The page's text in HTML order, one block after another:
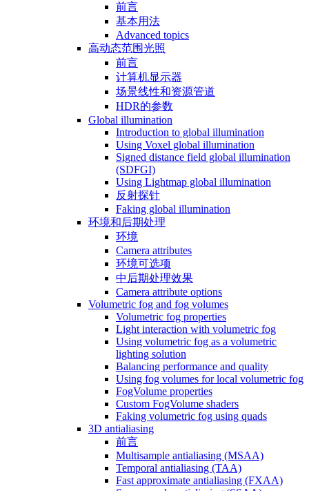
前言
基本用法
Advanced topics
高动态范围光照
前言
计算机显示器
场景线性和资源管道
HDR的参数
Global illumination
Introduction to global illumination
Using Voxel global illumination
Signed distance field global illumination
(SDFGI)
Using Lightmap global illumination
反射探针
Faking global illumination
环境和后期处理
环境
Camera attributes
环境可选项
中后期处理效果
Camera attribute options
Volumetric fog and fog volumes
Volumetric fog properties
Light interaction with volumetric fog
Using volumetric fog as a volumetric
lighting solution
Balancing performance and quality
Using fog volumes for local volumetric fog
FogVolume properties
Custom FogVolume shaders
Faking volumetric fog using quads
3D antialiasing
前言
Multisample antialiasing (MSAA)
Temporal antialiasing (TAA)
Fast approximate antialiasing (FXAA)